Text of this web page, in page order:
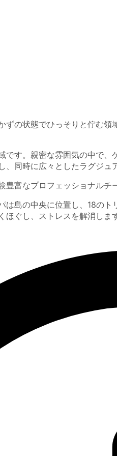
の状態でひっそりと佇む
す。親密な雰囲気の中で
同時に広々としたラグジ
富なプロフェッショナル
島の中央に位置し、18の
ぐし、ストレスを解消します